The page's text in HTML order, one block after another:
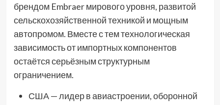
брендом Embraer мирового уровня, развитой
сельскохозяйственной техникой и мощным
автопромом. Вместе с тем технологическая
зависимость от импортных компонентов
остаётся серьёзным структурным
ограничением.
США — лидер в авиастроении, оборонной